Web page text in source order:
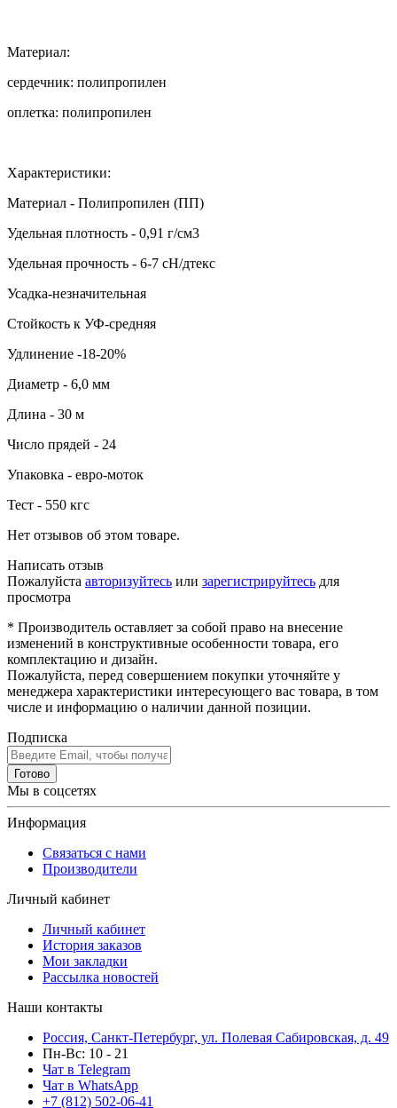
Материал:
cердечник: полипропилен
оплетка: полипропилен
Характеристики:
Материал - Полипропилен (ПП)
Удельная плотность - 0,91 г/см3
Удельная прочность - 6-7 cН/дтекс
Усадка-незначительная
Стойкость к УФ-средняя
Удлинение -18-20%
Диаметр - 6,0 мм
Длина - 30 м
Число прядей - 24
Упаковка - евро-моток
Тест - 550 кгс
Нет отзывов об этом товаре.
Написать отзыв
Пожалуйста авторизуйтесь или зарегистрируйтесь для
просмотра
* Производитель оставляет за собой право на внесение
изменений в конструктивные особенности товара, его
комплектацию и дизайн.
Пожалуйста, перед совершением покупки уточняйте у
менеджера характеристики интересующего вас товара, в том
числе и информацию о наличии данной позиции.
Подписка
Готово
Мы в соцсетях
Информация
Связаться с нами
Производители
Личный кабинет
Личный кабинет
История заказов
Мои закладки
Рассылка новостей
Наши контакты
Россия, Санкт-Петербург, ул. Полевая Сабировская, д. 49
Пн-Вс: 10 - 21
Чат в Telegram
Чат в WhatsApp
+7 (812) 502-06-41